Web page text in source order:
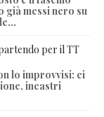
già messi nero su
per il TT
lo improvvisi: ci
incastri